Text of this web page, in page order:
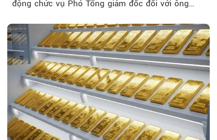
động chức vụ Phó Tổng giám đốc đối với ông